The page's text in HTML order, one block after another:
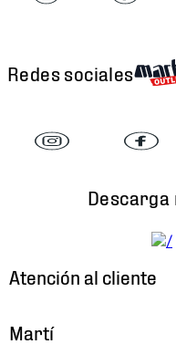
Redes sociales
Descarga
Atención al cliente
Martí